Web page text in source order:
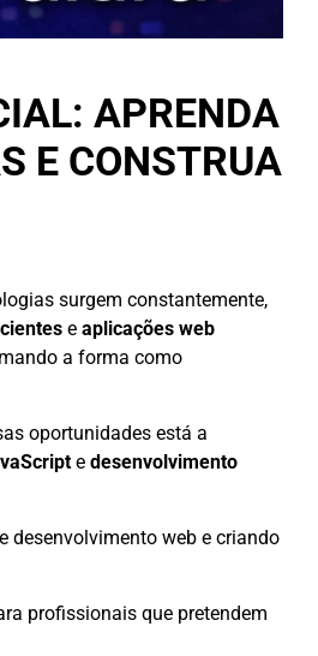
APRENDA
E CONSTRUA
surgem constantemente,
e aplicações web
a forma como
oportunidades está a
e desenvolvimento
desenvolvimento web e criando
profissionais que pretendem